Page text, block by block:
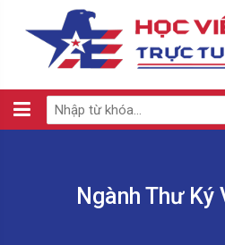
Ngành Thư Ký